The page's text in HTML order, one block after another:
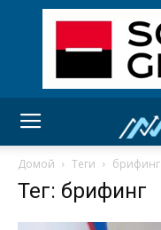
Домой Теги брифинг
Тег: брифинг